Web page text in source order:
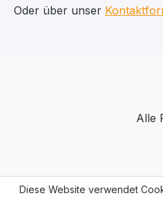
Oder über unser
Alle
Diese Website verwendet